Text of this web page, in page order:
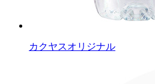
カクヤスオリジナル